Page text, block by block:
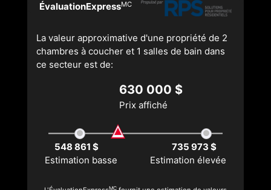
ÉvaluationExpressMC
La valeur approximative d'une propriété de 2
chambres à coucher et 1 salles de bain dans
ce secteur est de:
630 000 $
Prix affiché
548 861 $
735 973 $
Estimation basse
Estimation élevée
MC